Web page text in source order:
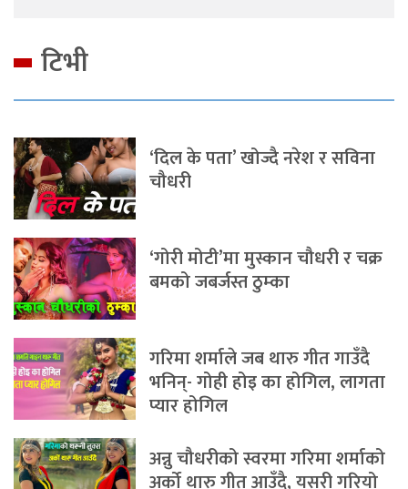
टिभी
‘दिल के पता’ खोज्दै नरेश र सविना
चौधरी
‘गोरी मोटी’मा मुस्कान चौधरी र चक्र
बमको जबर्जस्त ठुम्का
गरिमा शर्माले जब थारु गीत गाउँदै
भनिन्- गोही होइ का होगिल, लागता
प्यार होगिल
अन्नु चौधरीको स्वरमा गरिमा शर्माको
अर्को थारु गीत आउँदै, यसरी गरियो